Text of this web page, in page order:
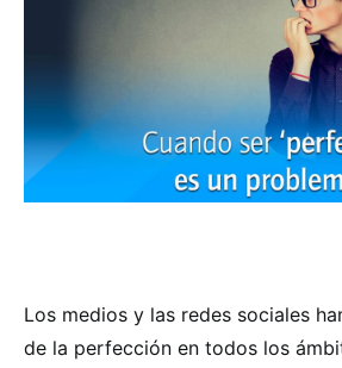
Los medios y las redes sociales
de la perfección en todos los